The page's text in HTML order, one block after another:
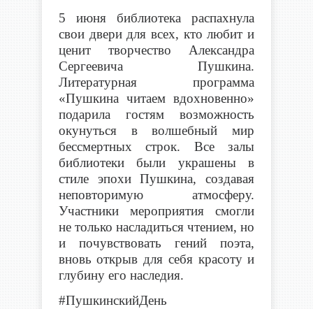
5 июня библиотека распахнула
свои двери для всех, кто любит и
ценит творчество Александра
Сергеевича Пушкина.
Литературная программа
«Пушкина читаем вдохновенно»
подарила гостям возможность
окунуться в волшебный мир
бессмертных строк. Все залы
библиотеки были украшены в
стиле эпохи Пушкина, создавая
неповторимую атмосферу.
Участники мероприятия смогли
не только насладиться чтением, но
и почувствовать гений поэта,
вновь открыв для себя красоту и
глубину его наследия.
#ПушкинскийДень